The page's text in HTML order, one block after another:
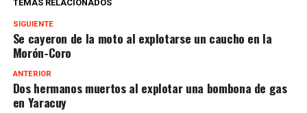
TEMAS RELACIONADOS
SIGUIENTE
Se cayeron de la moto al explotarse un caucho en la
Morón-Coro
ANTERIOR
Dos hermanos muertos al explotar una bombona de gas
en Yaracuy